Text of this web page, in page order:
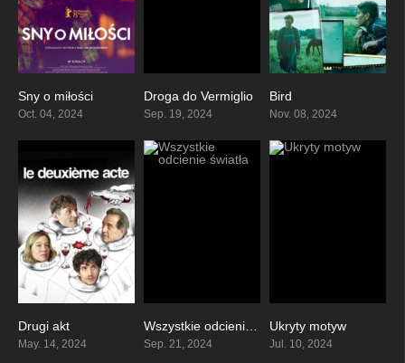
Sny o miłości
Oct. 04, 2024
6.9
Droga do Vermiglio
Sep. 19, 2024
Bird
Nov. 08, 2024
Drugi akt
May. 14, 2024
7.1
Wszystkie odcienie światła
Sep. 21, 2024
Ukryty motyw
Jul. 10, 2024